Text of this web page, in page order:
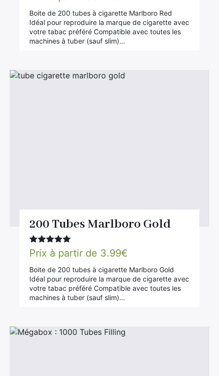
Boite de 200 tubes à cigarette Marlboro Red
Idéal pour reproduire la marque de cigarette avec
votre tabac préféré Compatible avec toutes les
machines à tuber (sauf slim)…
200 Tubes Marlboro Gold
Note 5.00
sur 5
Prix à partir de 3.99€
Boite de 200 tubes à cigarette Marlboro Gold
Idéal pour reproduire la marque de cigarette avec
votre tabac préféré Compatible avec toutes les
machines à tuber (sauf slim)…